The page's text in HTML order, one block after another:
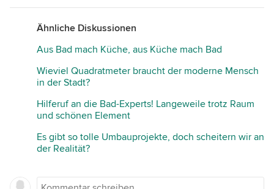
Ähnliche Diskussionen
Aus Bad mach Küche, aus Küche mach Bad
Wieviel Quadratmeter braucht der moderne Mensch
in der Stadt?
Hilferuf an die Bad-Experts! Langeweile trotz Raum
und schönen Element
Es gibt so tolle Umbauprojekte, doch scheitern wir an
der Realität?